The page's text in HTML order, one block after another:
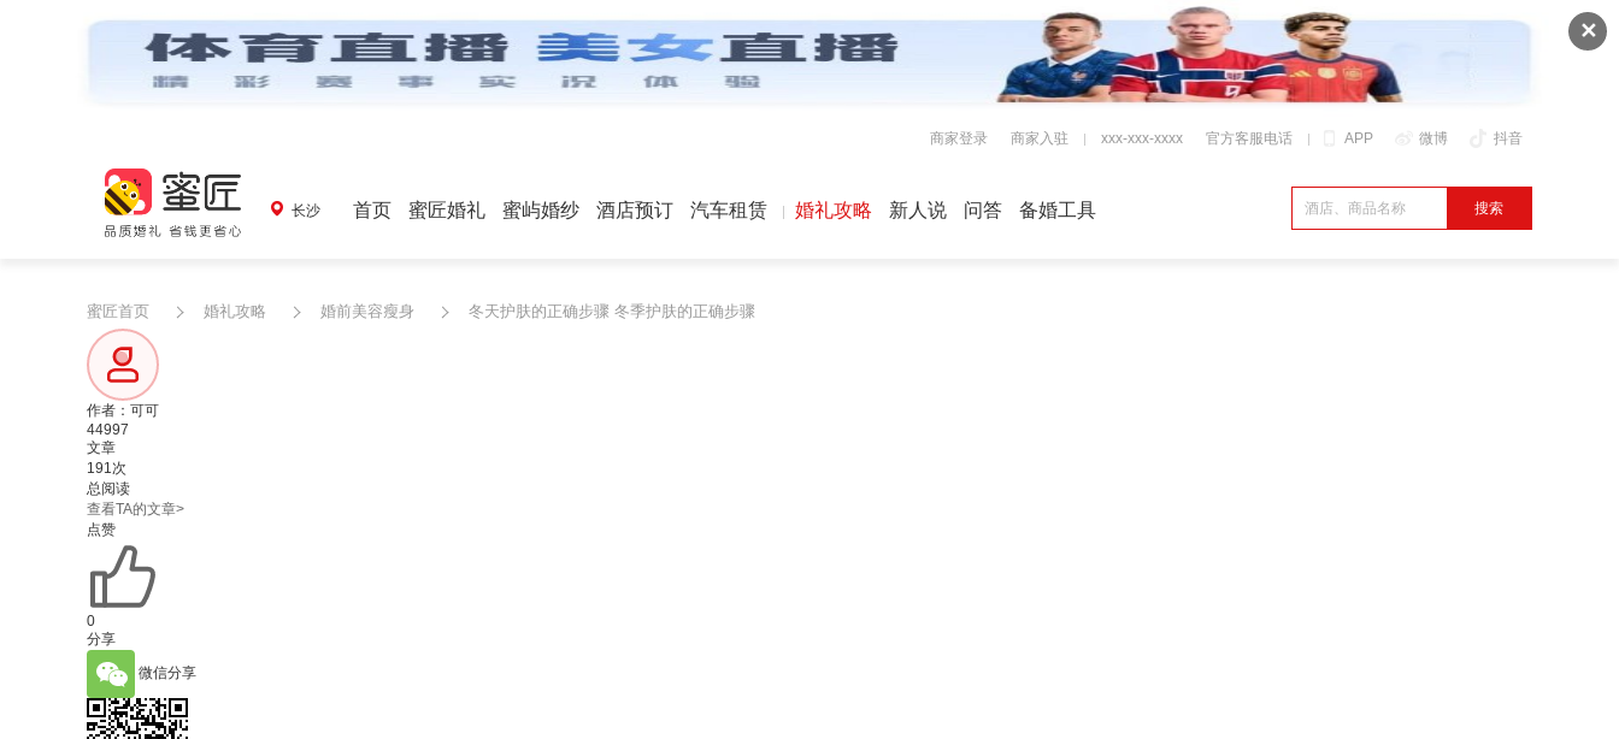
✕
APP 微博 抖音
商家登录 商家入驻 xxx-xxx-xxxx 官方客服电话
长沙 首页 蜜匠婚礼 蜜屿婚纱 酒店预订 汽车租赁 婚礼攻略 新人说 问答 备婚工具
蜜匠首页 婚礼攻略 婚前美容瘦身 冬天护肤的正确步骤 冬季护肤的正确步骤
作者：可可
44997
文章
191次
总阅读
查看TA的文章>
点赞
0
分享
微信分享